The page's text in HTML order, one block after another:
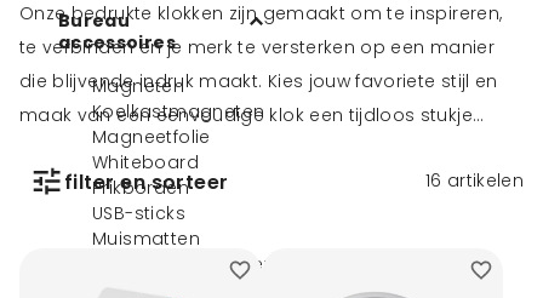
Bureau
accessoires
Magneten
Koelkastmagneten
Magneetfolie
Whiteboard
Prikborden
USB-sticks
Muismatten
Bureauonderleggers
Onze bedrukte klokken zijn gemaakt om te inspireren,
te verbinden en je merk te versterken op een manier
die blijvende indruk maakt. Kies jouw favoriete stijl en
maak van een eenvoudige klok een tijdloos stukje
merkidentiteit. Of je nu op zoek bent naar verfijnde
bureauklokken, opvallende wandklokken, natuurlijke
houten klokken of innovatieve oplaadklokken, wij
bieden een uitgebreide selectie die je merk op een
elegante manier naar voren brengt.
filter en sorteer 16 artikelen